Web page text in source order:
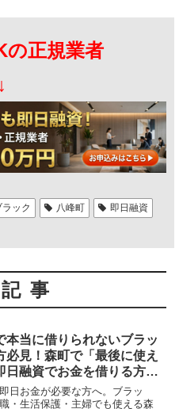
の正規業者
↓
ラック 八峰町 即日融資
事
本当に借りられないブラッ
必見！森町で「最後に使え
日融資でお金を借りる方法
！
日お金が必要な方へ。ブラッ
・生活保護・主婦でも使える森